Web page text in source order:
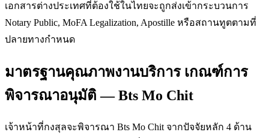
เอกสารต่างประเทศที่ต้องใช้ในไทยจะถูกส่งเข้ากระบวนการ
Notary Public, MoFA Legalization, Apostille หรือสถานทูตตามที่
ปลายทางกำหนด
มาตรฐานคุณภาพงานบริการ เกณฑ์การ
พิจารณาอนุมัติ — Bts Mo Chit
เจ้าหน้าที่กงสุลจะพิจารณา Bts Mo Chit จากปัจจัยหลัก 4 ด้าน